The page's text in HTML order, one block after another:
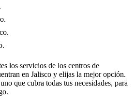
los servicios de los centros de
en Jalisco y elijas la mejor opción.
que cubra todas tus necesidades, para